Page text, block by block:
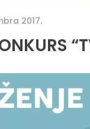
2017.